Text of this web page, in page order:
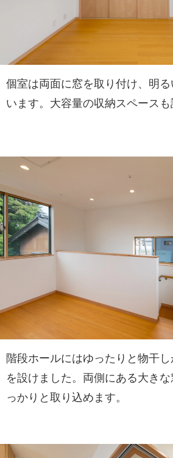
個室は両面に窓を取り付け、明
います。大容量の収納スペースも
階段ホールにはゆったりと物干
を設けました。両側にある大き
っかりと取り込めます。